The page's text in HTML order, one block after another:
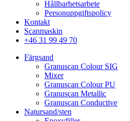
Hållbarhetsarbete
Personuppgiftspolicy
Kontakt
Scanmaskin
+46 31 99 49 70
Färgsand
Granuscan Colour SIG
Mixer
Granuscan Colour PU
Granuscan Metallic
Granuscan Conductive
Natursand/sten